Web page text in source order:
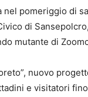
nel pomeriggio di
di
mutante di
nuovo
e visitatori